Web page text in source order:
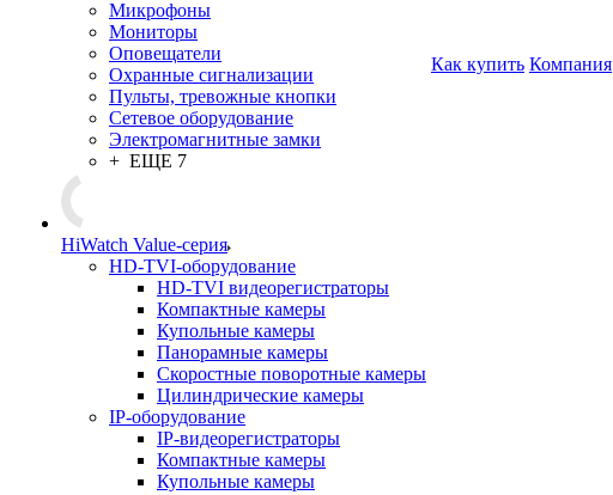
Микрофоны
Мониторы
Оповещатели
Охранные сигнализации
Пульты, тревожные кнопки
Сетевое оборудование
Электромагнитные замки
+ ЕЩЕ 7
HiWatch Value-серия
HD-TVI-оборудование
HD-TVI видеорегистраторы
Компактные камеры
Купольные камеры
Панорамные камеры
Скоростные поворотные камеры
Цилиндрические камеры
IP-оборудование
IP-видеорегистраторы
Компактные камеры
Купольные камеры
Как купить Компания